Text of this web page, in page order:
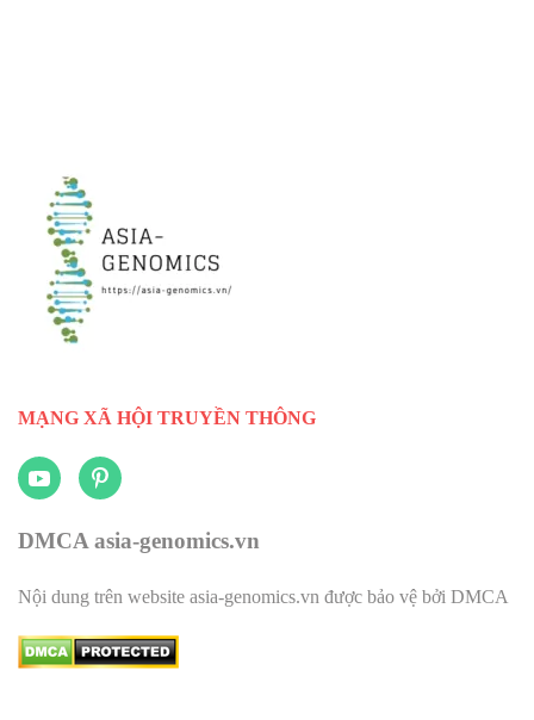
MẠNG XÃ HỘI TRUYỀN THÔNG
DMCA asia-genomics.vn
Nội dung trên website asia-genomics.vn được bảo vệ bởi DMCA